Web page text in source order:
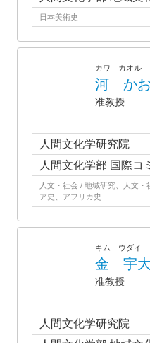
日本美術史
カワ カオル
河 か
准教授
人間文化学研究院
人間文化学部 国際コ
人文・社会 / 地域研究、人文
ア史、アフリカ史
キム ウダイ
金 宇大
准教授
人間文化学研究院